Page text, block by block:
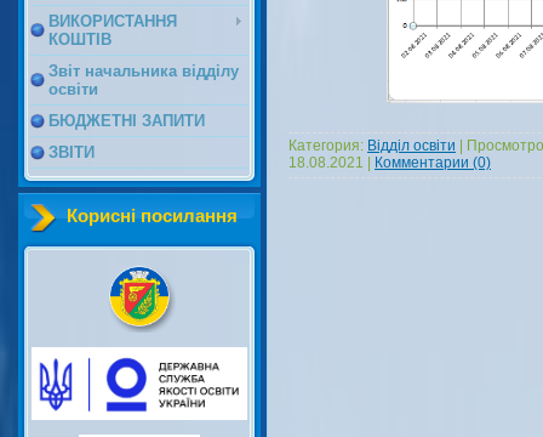
ВИКОРИСТАННЯ
КОШТІВ
Звіт начальника відділу
освіти
БЮДЖЕТНІ ЗАПИТИ
ЗВІТИ
Корисні посилання
Категория: Відділ освіти |
18.08.2021 | Комментарии (0)